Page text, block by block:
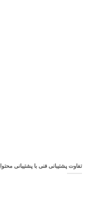
تفاوت پشتیبانی فنی با پشتیبانی